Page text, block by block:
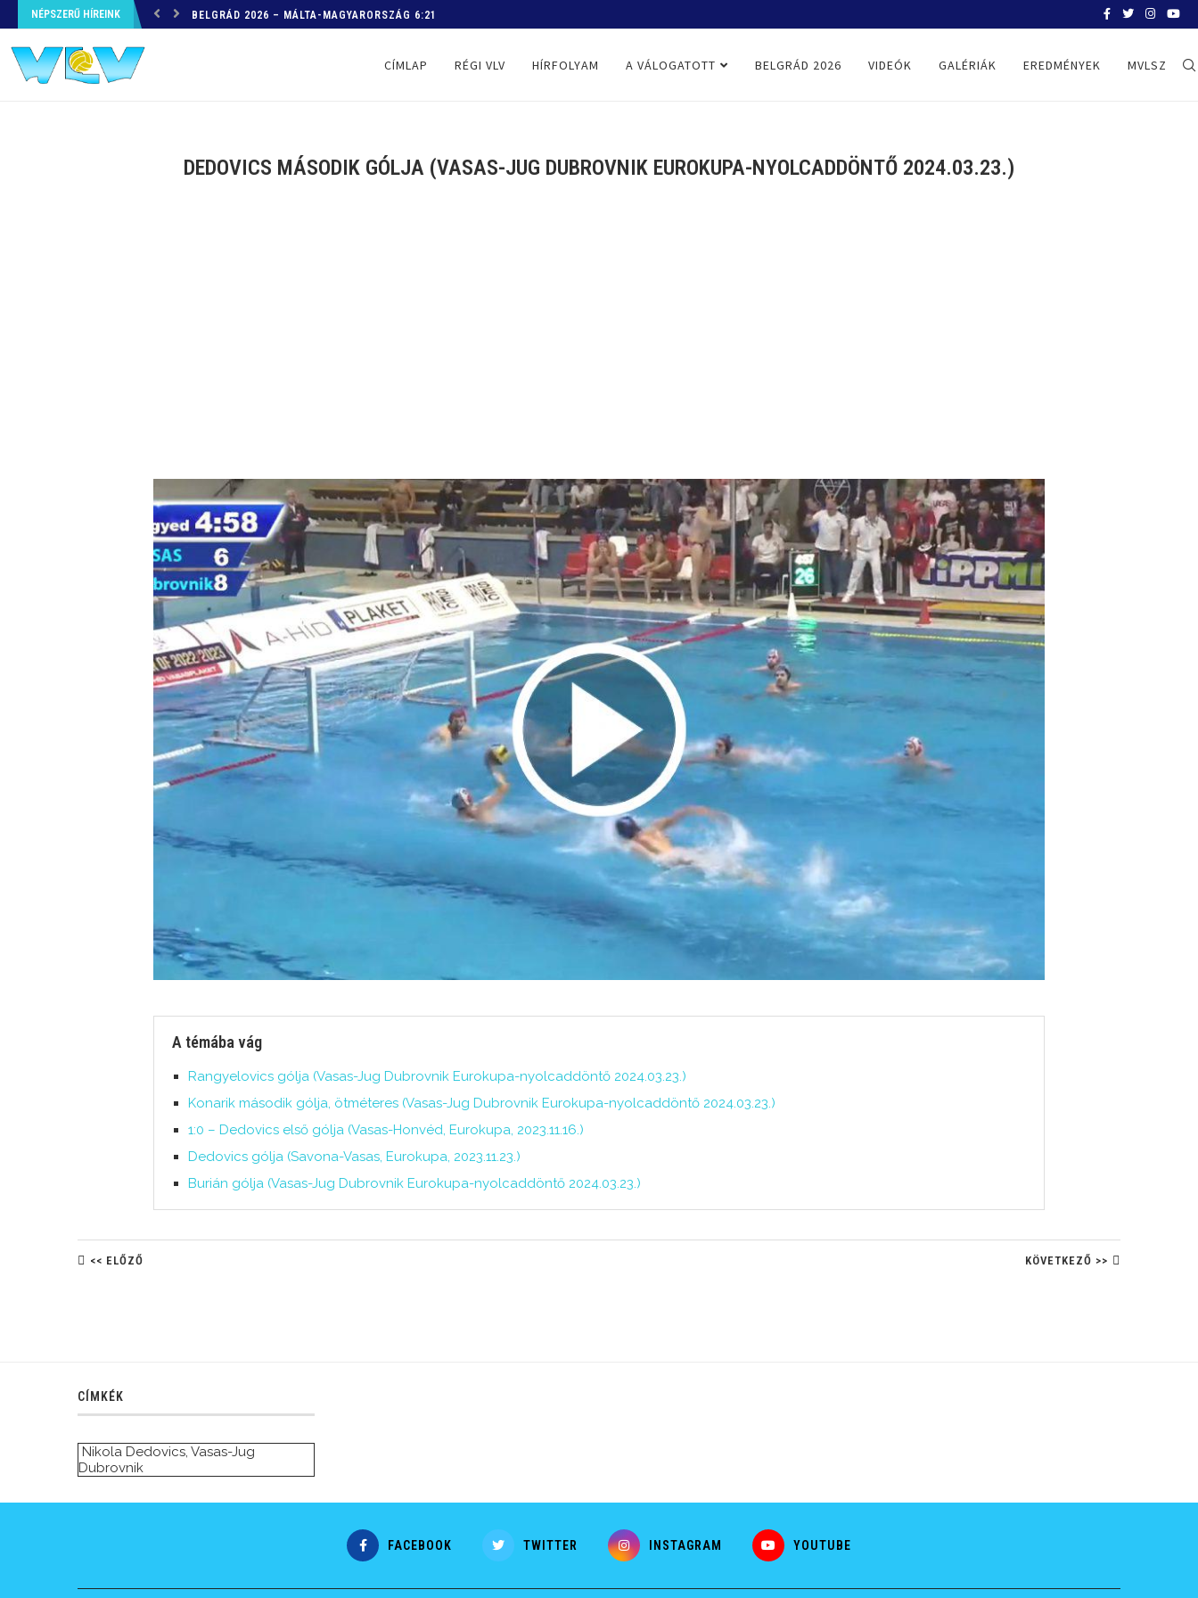
NÉPSZERŰ HÍREINK HELYZETKÉP AZ EB-RŐL – A TOVÁBBI PROGRAM
CÍMLAP RÉGI VLV HÍRFOLYAM A VÁLOGATOTT BELGRÁD 2026 VIDEÓK GALÉRIÁK EREDMÉNYEK MVLSZ
DEDOVICS MÁSODIK GÓLJA (VASAS-JUG DUBROVNIK EUROKUPA-NYOLCADDÖNTŐ 2024.03.23.)
A témába vág
Rangyelovics gólja (Vasas-Jug Dubrovnik Eurokupa-nyolcaddöntő 2024.03.23.)
Konarik második gólja, ötméteres (Vasas-Jug Dubrovnik Eurokupa-nyolcaddöntő 2024.03.23.)
1:0 – Dedovics első gólja (Vasas-Honvéd, Eurokupa, 2023.11.16.)
Dedovics gólja (Savona-Vasas, Eurokupa, 2023.11.23.)
Burián gólja (Vasas-Jug Dubrovnik Eurokupa-nyolcaddöntő 2024.03.23.)
<< ELŐZŐ KÖVETKEZŐ >>
CÍMKÉK
Nikola Dedovics, Vasas-Jug
Dubrovnik
FACEBOOK TWITTER INSTAGRAM YOUTUBE